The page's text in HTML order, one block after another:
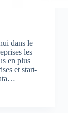
dans le
les
en plus
et start-